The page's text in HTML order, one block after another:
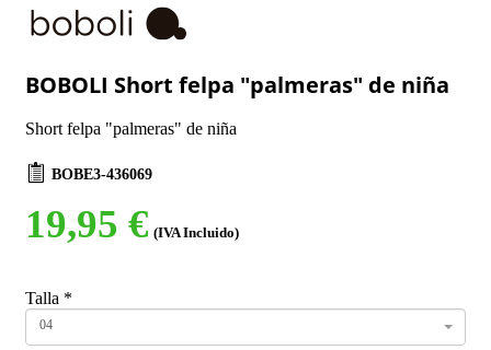
BOBOLI Short felpa "palmeras" de niña
Short felpa "palmeras" de niña
BOBE3-436069
19,95 € (IVA Incluido)
Talla *
04